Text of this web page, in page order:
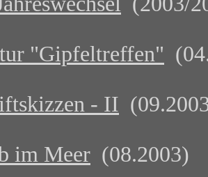
"Gipfeltreffen"
- II
im Meer (08.2003)